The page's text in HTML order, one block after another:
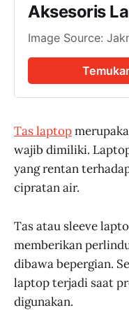
Aksesoris
Image Source:
Tas laptop
wajib dimiliki.
yang rentan
cipratan air.
Tas atau sleeve
memberikan
dibawa bepergian.
laptop terjadi saat
digunakan.